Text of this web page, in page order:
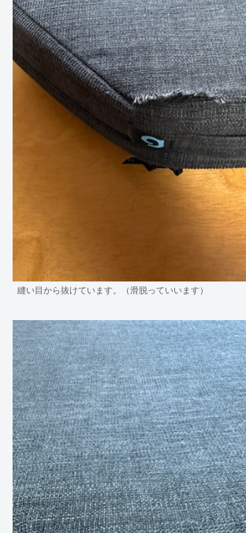
縫い目から抜けています。（滑脱っていいます）